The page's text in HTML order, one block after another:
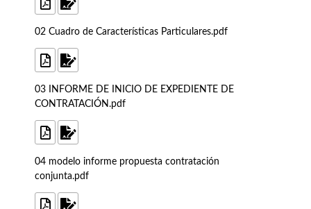
02 Cuadro de Características Particulares.pdf
03 INFORME DE INICIO DE EXPEDIENTE DE
CONTRATACIÓN.pdf
04 modelo informe propuesta contratación
conjunta.pdf